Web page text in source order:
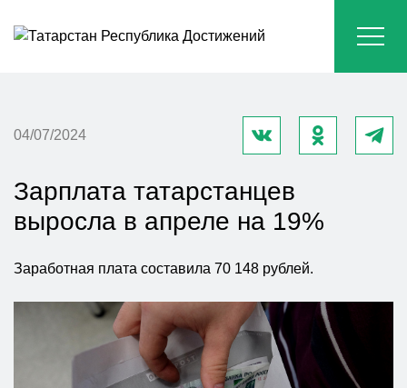
04/07/2024
Зарплата татарстанцев
выросла в апреле на 19%
Заработная плата составила 70 148 рублей.